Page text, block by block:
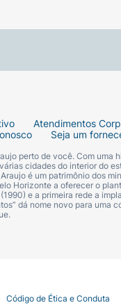
Atendimentos
Seja um
perto de você. Com
cidades do interior do
é um patrimônio dos
Horizonte a oferecer o
e a primeira rede a
dá nome novo para
Código de Ética e Conduta